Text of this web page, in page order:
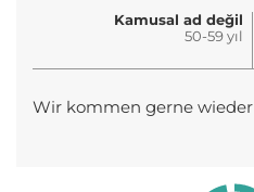
Kamusal ad değil
50-59 yıl
Wir kommen gerne wieder